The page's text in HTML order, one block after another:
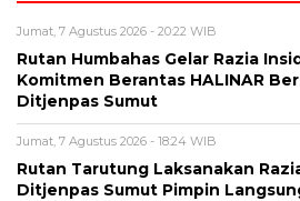
Jumat, 7 Agustus 2026 - 20:22 WIB
Rutan Humbahas Gelar Razia
Komitmen Berantas HALINAR
Ditjenpas Sumut
Jumat, 7 Agustus 2026 - 18:24 WIB
Rutan Tarutung Laksanakan
Ditjenpas Sumut Pimpin